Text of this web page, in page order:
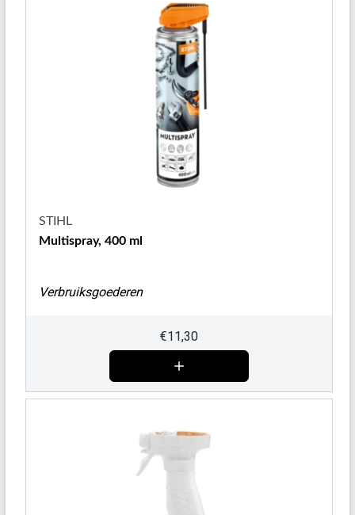
STIHL
Multispray, 400 ml
Verbruiksgoederen
€11,30